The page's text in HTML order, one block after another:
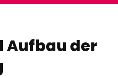
Aufbau der